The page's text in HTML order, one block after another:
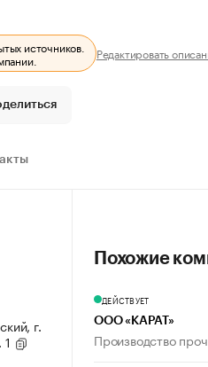
источников. Редактировать
г.
Похожие
ДЕЙСТВУЕТ
ООО «КАРАТ»
Производство